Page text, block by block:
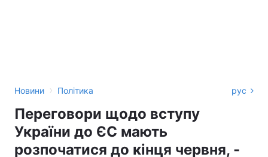
Новини › Політика рус
Переговори щодо вступу
України до ЄС мають
розпочатися до кінця червня, -